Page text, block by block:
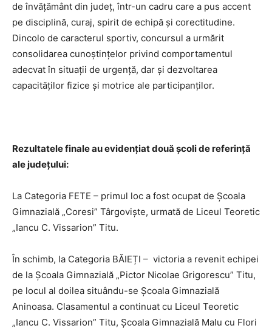
de învățământ din județ, într-un cadru care a pus accent
pe disciplină, curaj, spirit de echipă și corectitudine.
Dincolo de caracterul sportiv, concursul a urmărit
consolidarea cunoștințelor privind comportamentul
adecvat în situații de urgență, dar și dezvoltarea
capacităților fizice și motrice ale participanților.
Rezultatele finale au evidențiat două școli de referință
ale județului:
La Categoria FETE – primul loc a fost ocupat de Școala
Gimnazială „Coresi” Târgoviște, urmată de Liceul Teoretic
„Iancu C. Vissarion” Titu.
În schimb, la Categoria BĂIEȚI – victoria a revenit echipei
de la Școala Gimnazială „Pictor Nicolae Grigorescu” Titu,
pe locul al doilea situându-se Școala Gimnazială
Aninoasa. Clasamentul a continuat cu Liceul Teoretic
„Iancu C. Vissarion” Titu, Școala Gimnazială Malu cu Flori